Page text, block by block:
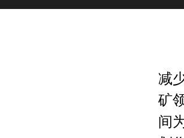
减
矿
间